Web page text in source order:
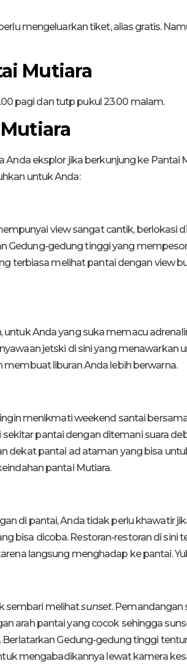
mengeluarkan tiket, alias gratis.
Mutiara
pagi dan tutp pukul 23.00 malam.
Anda eksplor jika berkunjung ke Pantai
untuk Anda:
view sangat cantik, berlokasi
Gedung-gedung tinggi yang
terbiasa melihat pantai dengan view
Anda yang suka memacu
jetski di sini yang menawarkan
liburan Anda lebih berwarna.
menikmati weekend santai
sekitar pantai dengan ditemani suara
dekat pantai ad ataman yang bisa
pantai Mutiara.
di pantai, Anda tidak perlu khawatir
bisa dicoba. Restoran-restoran di sini
langsung menghadap ke pantai.
sembari melihatsunset. Pemandangan
arah pantai yang cocok sehingga
Gedung-gedung tinggi
mengabadikannya lewat kamera